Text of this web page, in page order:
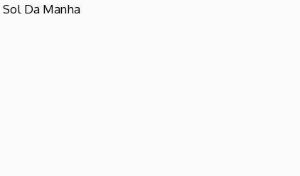
Sol Da Manha